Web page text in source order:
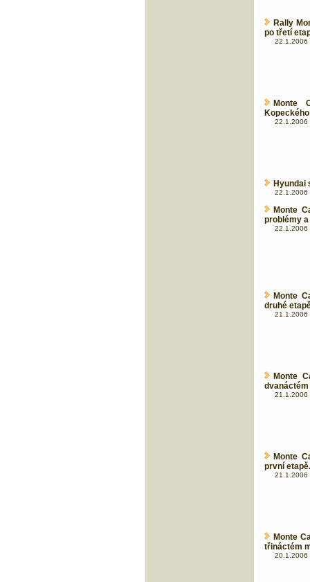
Rally
po třetí
22.1.2006
Monte
22.1.2006
Hyundai
22.1.2006
Monte
problémy
22.1.2006
Monte
druhé
21.1.2006
Monte
21.1.2006
Monte
první
21.1.2006
Monte
třináctém
20.1.2006